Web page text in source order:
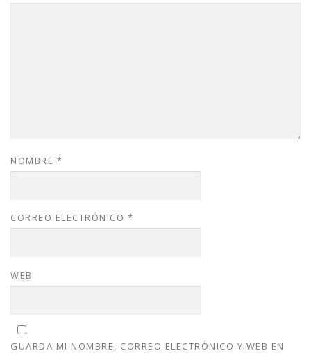
NOMBRE *
CORREO ELECTRÓNICO *
WEB
GUARDA MI NOMBRE, CORREO ELECTRÓNICO Y WEB EN